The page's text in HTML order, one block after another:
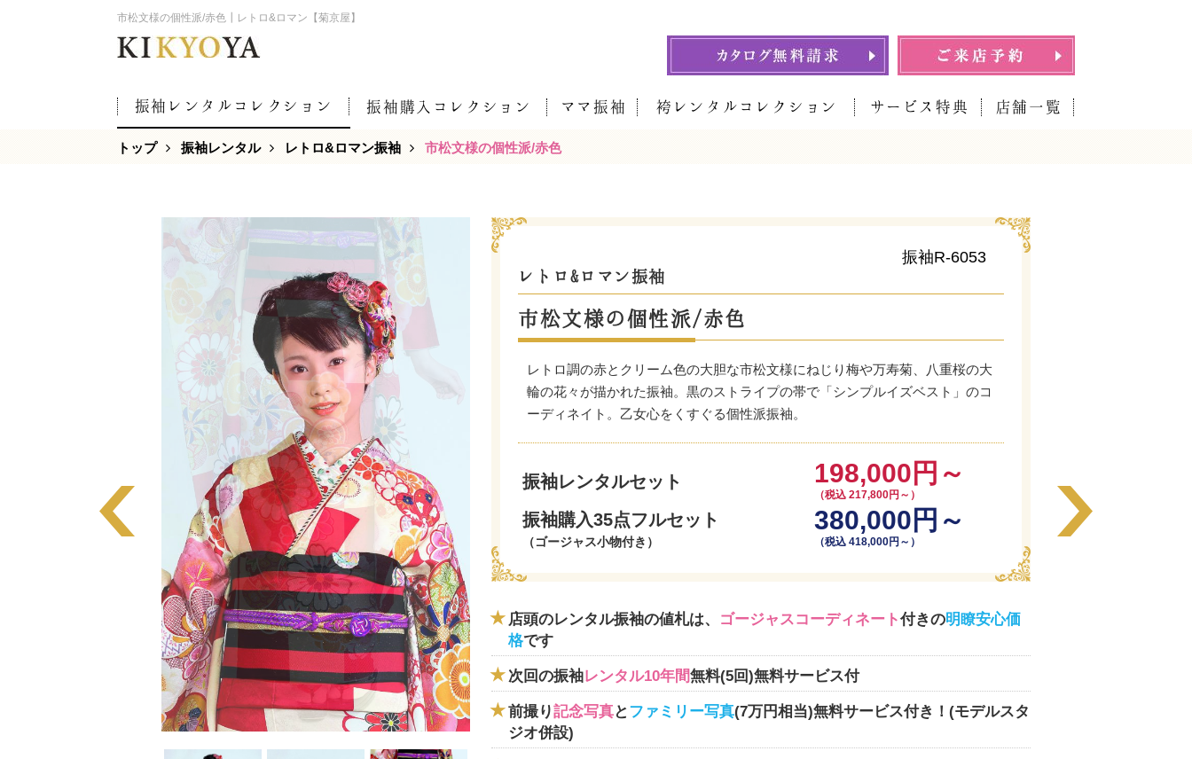
市松文様の個性派/赤色┃レトロ&ロマン【菊京屋】
振袖レンタルコレクション 振袖購入コレクション ママ振袖 袴レンタルコレクション サービス特典 店舗一覧
トップ 振袖レンタル レトロ&ロマン振袖 市松文様の個性派/赤色
振袖R-6053
レトロ&ロマン振袖
市松文様の個性派/赤色
レトロ調の赤とクリーム色の大胆な市松文様にねじり梅や万寿菊、八重桜の大
輪の花々が描かれた振袖。黒のストライプの帯で「シンプルイズベスト」のコ
ーディネイト。乙女心をくすぐる個性派振袖。
振袖レンタルセット 198,000円～
（税込 217,800円～）
振袖購入35点フルセット
（ゴージャス小物付き）
380,000円～
（税込 418,000円～）
店頭のレンタル振袖の値札は、 ゴージャスコーディネート付きの明瞭安心価
格です
次回の振袖レンタル10年間無料(5回)無料サービス付
前撮り記念写真と ファミリー写真(7万円相当)無料サービス付き！(モデルスタ
ジオ併設)